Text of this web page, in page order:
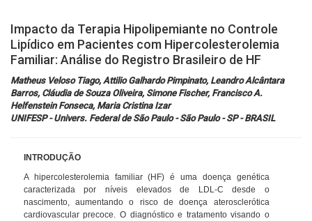
Tema Livre
Inscrições
Programação
Intercardio
Entrevistas
Impacto da Terapia Hipolipemiante no Controle
Lipídico em Pacientes com Hipercolesterolemia
Familiar: Análise do Registro Brasileiro de HF
Matheus Veloso Tiago, Attilio Galhardo Pimpinato, Leandro Alcântara
Barros, Cláudia de Souza Oliveira, Simone Fischer, Francisco A.
Helfenstein Fonseca, Maria Cristina Izar
UNIFESP - Univers. Federal de São Paulo - São Paulo - SP - BRASIL
INTRODUÇÃO
A hipercolesterolemia familiar (HF) é uma doença genética
caracterizada por níveis elevados de LDL-C desde o
nascimento, aumentando o risco de doença aterosclerótica
cardiovascular precoce. O diagnóstico e tratamento visando o